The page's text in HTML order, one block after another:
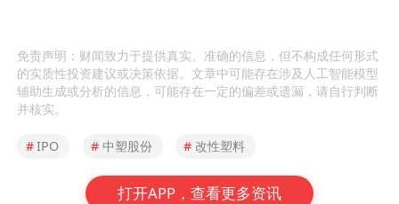
免责声明：财闻致力于提供真实、准确的信息，但不构成任何形式
的实质性投资建议或决策依据。文章中可能存在涉及人工智能模型
辅助生成或分析的信息，可能存在一定的偏差或遗漏，请自行判断
并核实。
#IPO # 中塑股份 # 改性塑料
打开APP，查看更多资讯